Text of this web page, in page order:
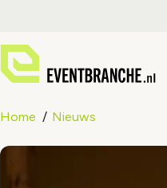
Home Nieuws